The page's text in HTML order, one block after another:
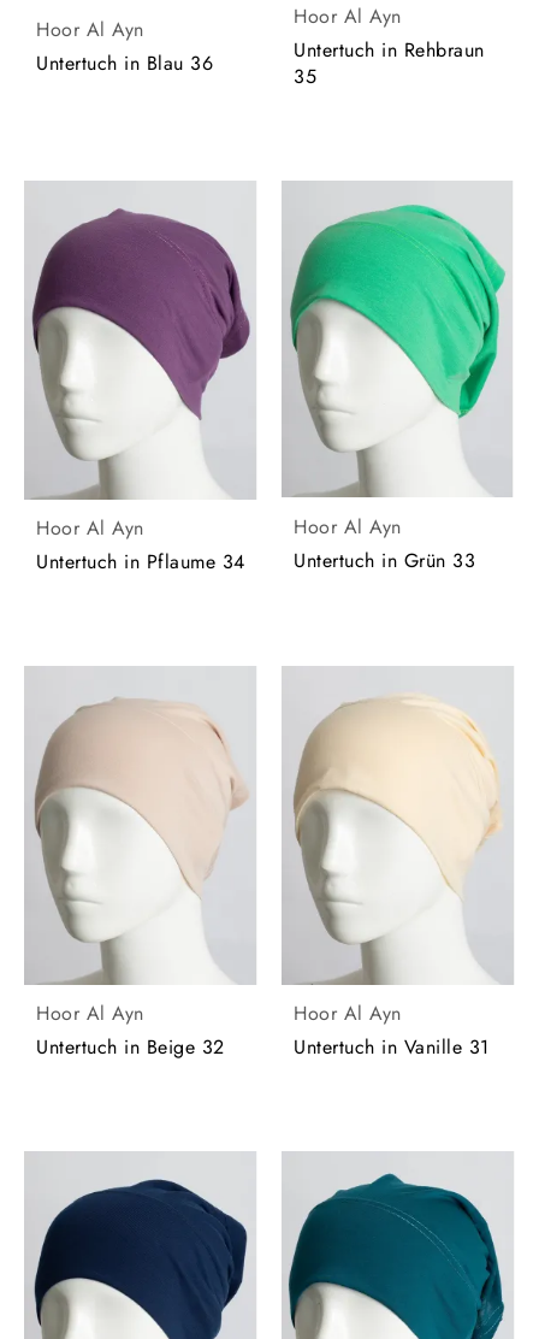
Hoor Al Ayn
Untertuch in Blau 36
Hoor Al Ayn
Untertuch in Rehbraun
35
Hoor Al Ayn
Untertuch in Pflaume 34
Hoor Al Ayn
Untertuch in Grün 33
Hoor Al Ayn
Untertuch in Beige 32
Hoor Al Ayn
Untertuch in Vanille 31